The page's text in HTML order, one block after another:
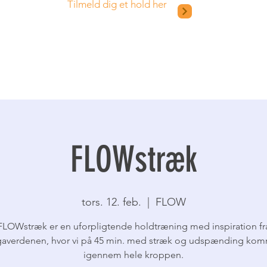
Tilmeld dig et hold her
FLOWstræk
tors. 12. feb. FLOW
er en uforpligtende holdtræning med inspiration
hvor vi på 45 min. med stræk og udspænding
igennem hele kroppen.